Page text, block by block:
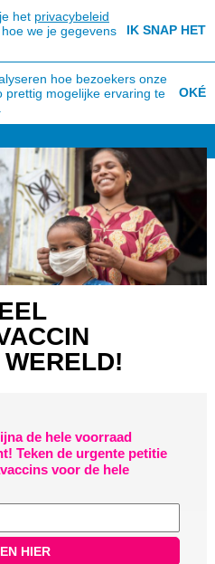
het privacybeleid
we je gegevens
IK SNAP HET
hoe bezoekers onze
prettig mogelijke ervaring te
OKÉ
de hele voorraad
Teken de urgente petitie
voor de hele
HIER